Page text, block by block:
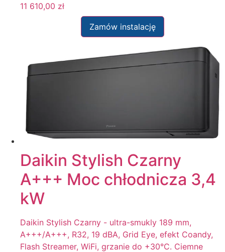
11 610,00 zł
Zamów instalację
Daikin Stylish Czarny
A+++ Moc chłodnicza 3,4
kW
Daikin Stylish Czarny - ultra-smukly 189 mm,
A+++/A+++, R32, 19 dBA, Grid Eye, efekt Coandy,
Flash Streamer, WiFi, grzanie do +30°C. Ciemne